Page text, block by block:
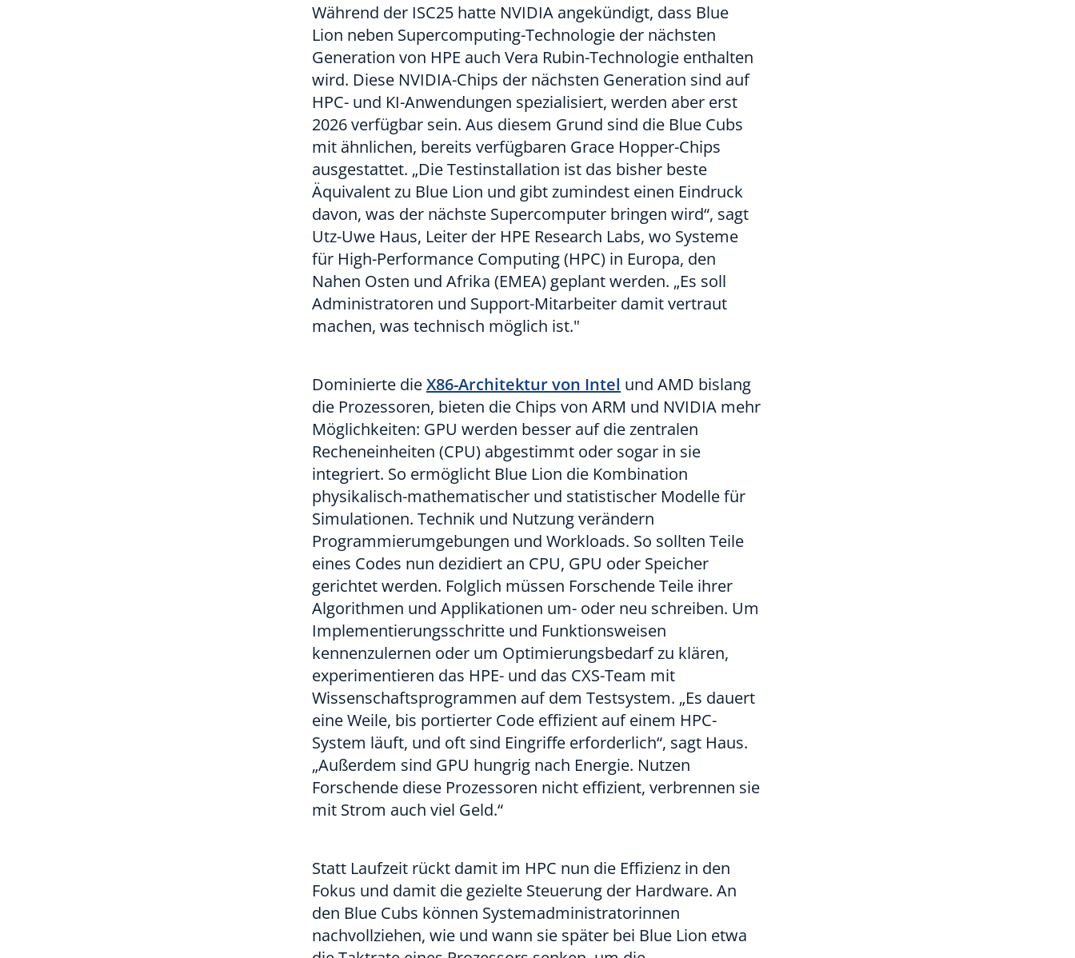
Während der ISC25 hatte NVIDIA angekündigt, dass Blue
Lion neben Supercomputing-Technologie der nächsten
Generation von HPE auch Vera Rubin-Technologie enthalten
wird. Diese NVIDIA-Chips der nächsten Generation sind auf
HPC- und KI-Anwendungen spezialisiert, werden aber erst
2026 verfügbar sein. Aus diesem Grund sind die Blue Cubs
mit ähnlichen, bereits verfügbaren Grace Hopper-Chips
ausgestattet. „Die Testinstallation ist das bisher beste
Äquivalent zu Blue Lion und gibt zumindest einen Eindruck
davon, was der nächste Supercomputer bringen wird“, sagt
Utz-Uwe Haus, Leiter der HPE Research Labs, wo Systeme
für High-Performance Computing (HPC) in Europa, den
Nahen Osten und Afrika (EMEA) geplant werden. „Es soll
Administratoren und Support-Mitarbeiter damit vertraut
machen, was technisch möglich ist."
Dominierte dieX86-Architektur von Intel und AMD bislang
die Prozessoren, bieten die Chips von ARM und NVIDIA mehr
Möglichkeiten: GPU werden besser auf die zentralen
Recheneinheiten (CPU) abgestimmt oder sogar in sie
integriert. So ermöglicht Blue Lion die Kombination
physikalisch-mathematischer und statistischer Modelle für
Simulationen. Technik und Nutzung verändern
Programmierumgebungen und Workloads. So sollten Teile
eines Codes nun dezidiert an CPU, GPU oder Speicher
gerichtet werden. Folglich müssen Forschende Teile ihrer
Algorithmen und Applikationen um- oder neu schreiben. Um
Implementierungsschritte und Funktionsweisen
kennenzulernen oder um Optimierungsbedarf zu klären,
experimentieren das HPE- und das CXS-Team mit
Wissenschaftsprogrammen auf dem Testsystem. „Es dauert
eine Weile, bis portierter Code effizient auf einem HPC-
System läuft, und oft sind Eingriffe erforderlich“, sagt Haus.
„Außerdem sind GPU hungrig nach Energie. Nutzen
Forschende diese Prozessoren nicht effizient, verbrennen sie
mit Strom auch viel Geld.“
Statt Laufzeit rückt damit im HPC nun die Effizienz in den
Fokus und damit die gezielte Steuerung der Hardware. An
den Blue Cubs können Systemadministratorinnen
nachvollziehen, wie und wann sie später bei Blue Lion etwa